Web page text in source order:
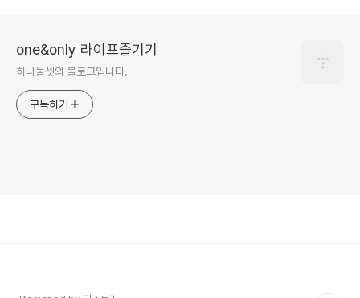
one&only 라이프즐기기
하나둘셋의 블로그입니다.
구독하기